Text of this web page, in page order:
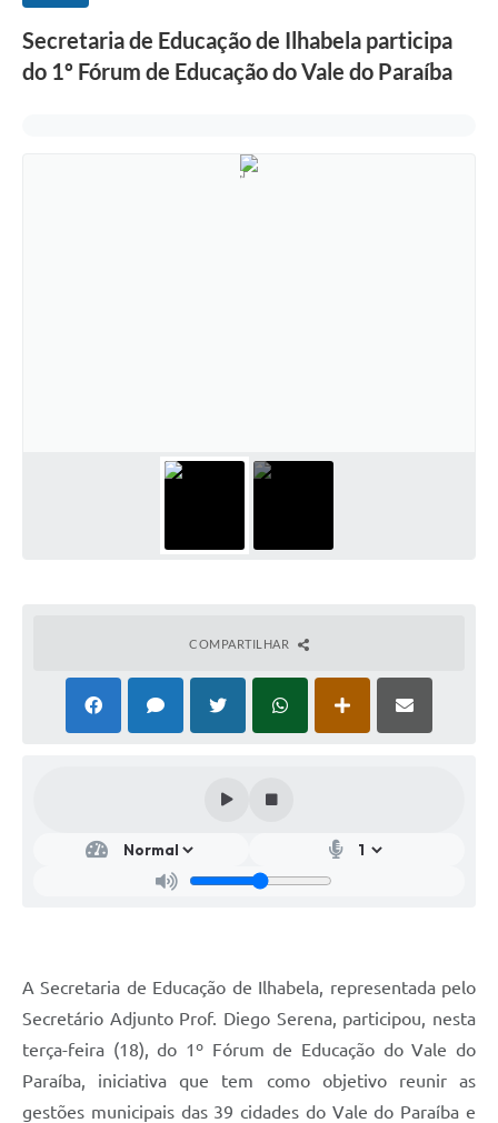
Secretaria de Educação de Ilhabela participa
do 1º Fórum de Educação do Vale do Paraíba
COMPARTILHAR
A Secretaria de Educação de Ilhabela, representada pelo
Secretário Adjunto Prof. Diego Serena, participou, nesta
terça-feira (18), do 1º Fórum de Educação do Vale do
Paraíba, iniciativa que tem como objetivo reunir as
gestões municipais das 39 cidades do Vale do Paraíba e